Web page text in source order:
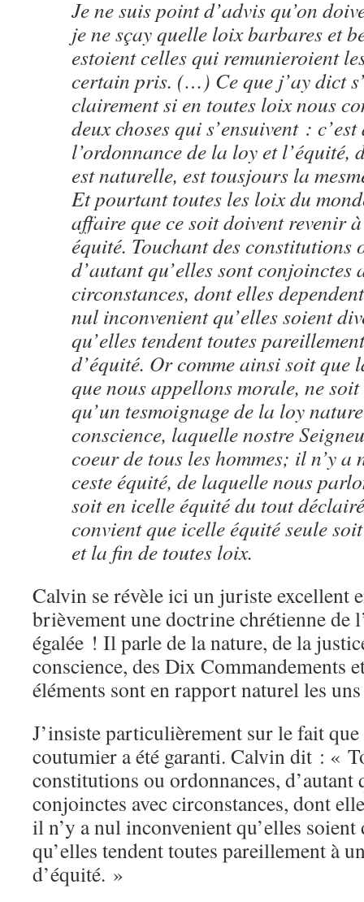
Je ne suis point d’advis qu’on
je ne sçay quelle loix barbares et
estoient celles qui remunieroient
certain pris. (…) Ce que j’ay dict
clairement si en toutes loix nous
deux choses qui s’ensuivent :
l’ordonnance de la loy et l’équité,
est naturelle, est tousjours la
Et pourtant toutes les loix du
affaire que ce soit doivent revenir à
équité. Touchant des constitutions
d’autant qu’elles sont conjoinctes
circonstances, dont elles
nul inconvenient qu’elles soient
qu’elles tendent toutes
d’équité. Or comme ainsi soit que
que nous appellons morale, ne
qu’un tesmoignage de la loy
conscience, laquelle nostre
coeur de tous les hommes; il n’y a
ceste équité, de laquelle nous
soit en icelle équité du tout
convient que icelle équité seule
et la fin de toutes loix.
Calvin se révèle ici un juriste excellent
brièvement une doctrine chrétienne de
égalée ! Il parle de la nature, de la
conscience, des Dix Commandements
éléments sont en rapport naturel les
J’insiste particulièrement sur le fait
coutumier a été garanti. Calvin dit : «
constitutions ou ordonnances, d’autant
conjoinctes avec circonstances, dont
il n’y a nul inconvenient qu’elles
qu’elles tendent toutes pareillement à
d’équité. »